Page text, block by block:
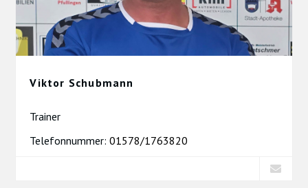
Viktor Schubmann
Trainer
Telefonnummer:01578/1763820